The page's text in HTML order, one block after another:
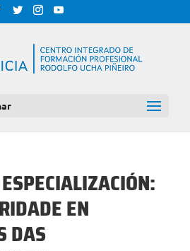
EN
DAS